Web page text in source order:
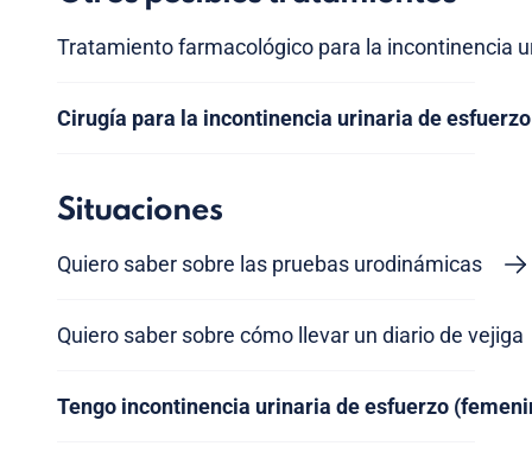
Tratamiento farmacológico para la incontinencia
Cirugía para la incontinencia urinaria de
Situaciones
Quiero saber sobre las pruebas urodinámicas
Quiero saber sobre cómo llevar un diario de vejiga
Tengo incontinencia urinaria de esfuerzo